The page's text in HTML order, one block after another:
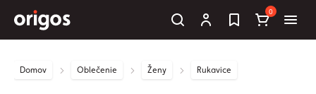
0
Domov Oblečenie Ženy Rukavice